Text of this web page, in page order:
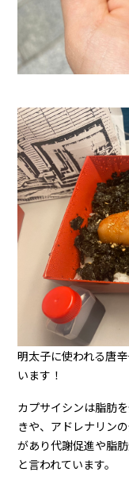
明太子に使われる唐
います！
カプサイシンは脂肪
きや、アドレナリン
があり代謝促進や脂
と言われています。